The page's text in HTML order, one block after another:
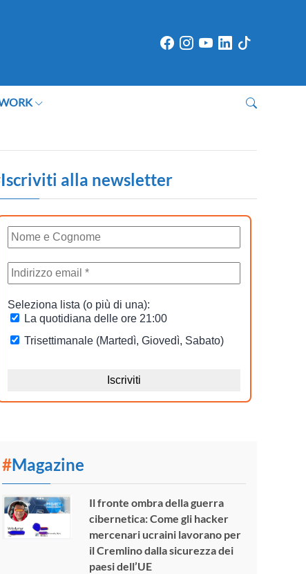
Iscriviti alla newsletter
#Magazine
Il fronte ombra della guerra
cibernetica: Come gli hacker
mercenari ucraini lavorano per
il Cremlino dalla sicurezza dei
paesi dell’UE